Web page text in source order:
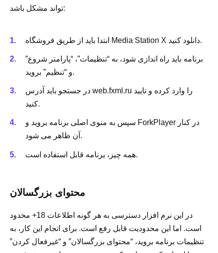
تواند مشکل باشد:
ابتدا باید از طریق فروشگاه Media Station X دانلود کنید.
برنامه باید راه اندازی شود، به “تنظیمات”، “پارامتر شروع”
و “تنظیم” بروید.
در جستجو باید آدرس web.fxml.ru را وارد کرده و تایید
کنید.
سپس به منوی اصلی برنامه بروید و ForkPlayer در کنار
آن ظاهر می شود.
همه چیز، برنامه قابل استفاده است.
محتوای بزرگسالان
در این نرم افزار دسترسی به هر گونه اطلاعات 18+ محدود
است. اما این محدودیت قابل رفع است. برای انجام این کار، به
تنظیمات برنامه بروید، “محتوای بزرگسالان” و “غیرفعال کردن”